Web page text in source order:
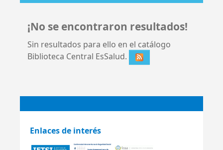
¡No se encontraron resultados!
Sin resultados para ello en el catálogo
Biblioteca Central EsSalud.
Enlaces de interés